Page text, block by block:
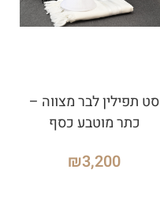
סט תפילין לבר מצווה –
כתר מוטבע כסף
₪3,200